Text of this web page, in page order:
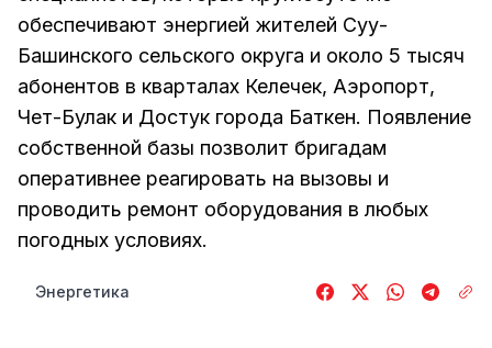
обеспечивают энергией жителей Суу-
Башинского сельского округа и около 5 тысяч
абонентов в кварталах Келечек, Аэропорт,
Чет-Булак и Достук города Баткен. Появление
собственной базы позволит бригадам
оперативнее реагировать на вызовы и
проводить ремонт оборудования в любых
погодных условиях.
Энергетика